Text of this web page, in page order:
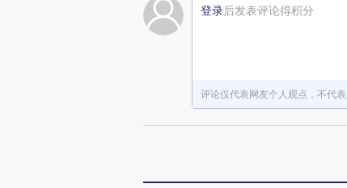
登录后发表评论得积分
评论仅代表网友个人观点，不代